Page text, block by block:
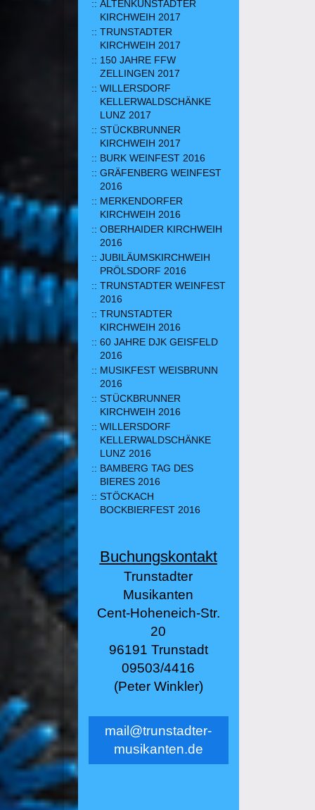
ALTENKUNSTADTER
KIRCHWEIH 2017
TRUNSTADTER
KIRCHWEIH 2017
150 JAHRE FFW
ZELLINGEN 2017
WILLERSDORF
KELLERWALDSCHÄNKE
LUNZ 2017
STÜCKBRUNNER
KIRCHWEIH 2017
BURK WEINFEST 2016
GRÄFENBERG WEINFEST
2016
MERKENDORFER
KIRCHWEIH 2016
OBERHAIDER KIRCHWEIH
2016
JUBILÄUMSKIRCHWEIH
PRÖLSDORF 2016
TRUNSTADTER WEINFEST
2016
TRUNSTADTER
KIRCHWEIH 2016
60 JAHRE DJK GEISFELD
2016
MUSIKFEST WEISBRUNN
2016
STÜCKBRUNNER
KIRCHWEIH 2016
WILLERSDORF
KELLERWALDSCHÄNKE
LUNZ 2016
BAMBERG TAG DES
BIERES 2016
STÖCKACH
BOCKBIERFEST 2016
Buchungskontakt
Trunstadter
Musikanten
Cent-Hoheneich-Str.
20
96191 Trunstadt
09503/4416
(Peter Winkler)
mail@trunstadter-
musikanten.de